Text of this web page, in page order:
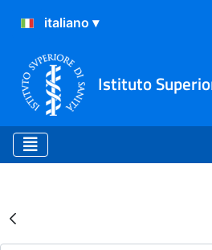
Istituto
Risultati della